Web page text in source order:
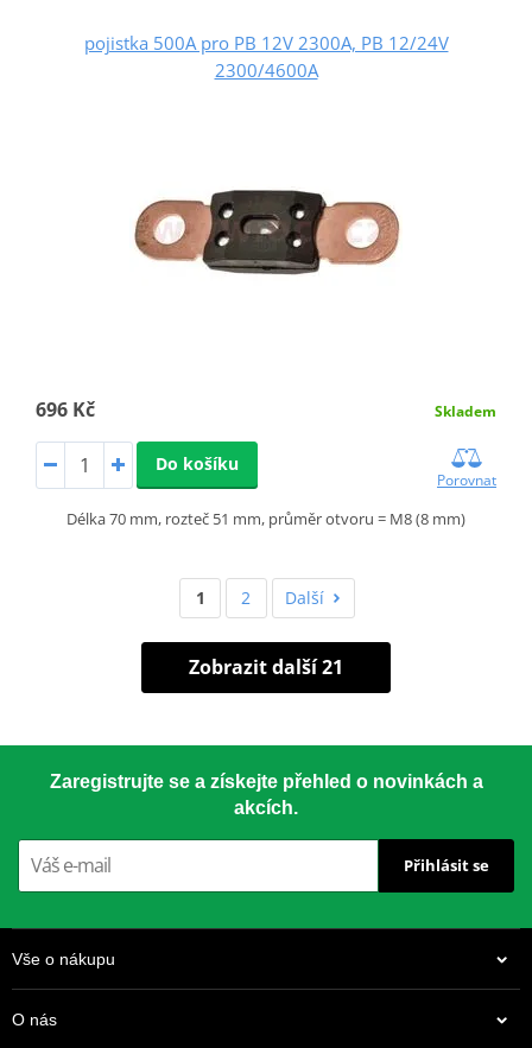
pojistka 500A pro PB 12V 2300A, PB 12/24V
2300/4600A
696 Kč Skladem
Do košíku
Porovnat
Délka 70 mm, rozteč 51 mm, průměr otvoru = M8 (8 mm)
1 2 Další
Zobrazit další 21
Zaregistrujte se a získejte přehled o novinkách a
akcích.
Přihlásit se
Vše o nákupu
O nás